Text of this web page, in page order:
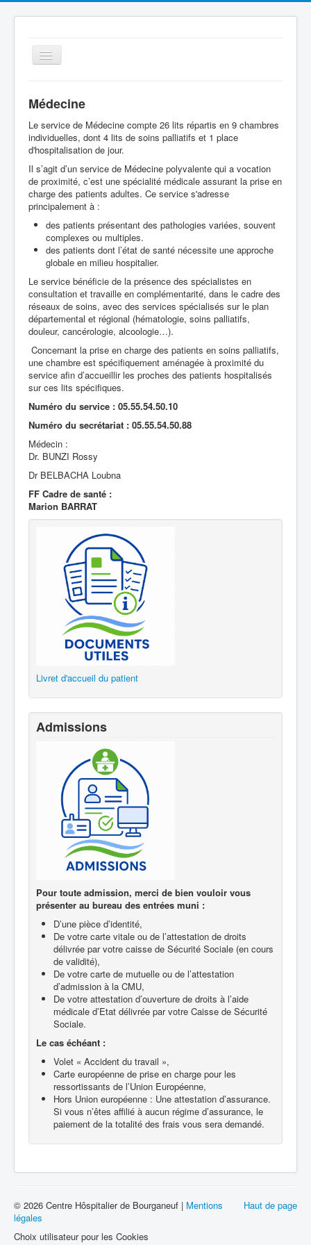
Basculer
la
Le Centre Hospitalier
Espace Patient
Les services
Qualité
Offres d'emplois
Cellule Ville Hôpital
Santé Publique
Médecine
Le service de Médecine compte 26 lits répartis en 9 chambres
individuelles, dont 4 lits de soins palliatifs et 1 place
d'hospitalisation de jour.
Il s’agit d’un service de Médecine polyvalente qui a vocation
de proximité, c’est une spécialité médicale assurant la prise en
charge des patients adultes. Ce service s'adresse
principalement à :
des patients présentant des pathologies variées, souvent
complexes ou multiples.
des patients dont l’état de santé nécessite une approche
globale en milieu hospitalier.
Le service bénéficie de la présence des spécialistes en
consultation et travaille en complémentarité, dans le cadre des
réseaux de soins, avec des services spécialisés sur le plan
départemental et régional (hématologie, soins palliatifs,
douleur, cancérologie, alcoologie…).
Concernant la prise en charge des patients en soins palliatifs,
une chambre est spécifiquement aménagée à proximité du
service afin d’accueillir les proches des patients hospitalisés
sur ces lits spécifiques.
Numéro du service : 05.55.54.50.10
Numéro du secrétariat : 05.55.54.50.88
Médecin :
Dr. BUNZI Rossy
Dr BELBACHA Loubna
FF Cadre de santé :
Marion BARRAT
Livret d'accueil du patient
Admissions
Pour toute admission, merci de bien vouloir vous
présenter au bureau des entrées muni :
D’une pièce d’identité,
De votre carte vitale ou de l’attestation de droits
délivrée par votre caisse de Sécurité Sociale (en cours
de validité),
De votre carte de mutuelle ou de l’attestation
d’admission à la CMU,
De votre attestation d’ouverture de droits à l’aide
médicale d’Etat délivrée par votre Caisse de Sécurité
Sociale.
Le cas échéant :
Volet « Accident du travail »,
Carte européenne de prise en charge pour les
ressortissants de l’Union Européenne,
Hors Union européenne : Une attestation d’assurance.
Si vous n’êtes affilié à aucun régime d’assurance, le
paiement de la totalité des frais vous sera demandé.
Haut de page
© 2026 Centre Hôspitalier de Bourganeuf | Mentions
légales
Choix utilisateur pour les Cookies